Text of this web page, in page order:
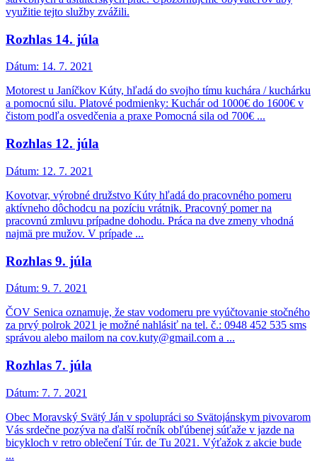
využitie tejto služby zvážili.
Rozhlas 14. júla
Dátum: 14. 7. 2021
Motorest u Janíčkov Kúty, hľadá do svojho tímu kuchára / kuchárku
a pomocnú silu. Platové podmienky: Kuchár od 1000€ do 1600€ v
čistom podľa osvedčenia a praxe Pomocná sila od 700€ ...
Rozhlas 12. júla
Dátum: 12. 7. 2021
Kovotvar, výrobné družstvo Kúty hľadá do pracovného pomeru
aktívneho dôchodcu na pozíciu vrátnik. Pracovný pomer na
pracovnú zmluvu prípadne dohodu. Práca na dve zmeny vhodná
najmä pre mužov. V prípade ...
Rozhlas 9. júla
Dátum: 9. 7. 2021
ČOV Senica oznamuje, že stav vodomeru pre vyúčtovanie stočného
za prvý polrok 2021 je možné nahlásiť na tel. č.: 0948 452 535 sms
správou alebo mailom na cov.kuty@gmail.com a ...
Rozhlas 7. júla
Dátum: 7. 7. 2021
Obec Moravský Svätý Ján v spolupráci so Svätojánskym pivovarom
Vás srdečne pozýva na ďalší ročník obľúbenej súťaže v jazde na
bicykloch v retro oblečení Túr. de Tu 2021. Výťažok z akcie bude
...